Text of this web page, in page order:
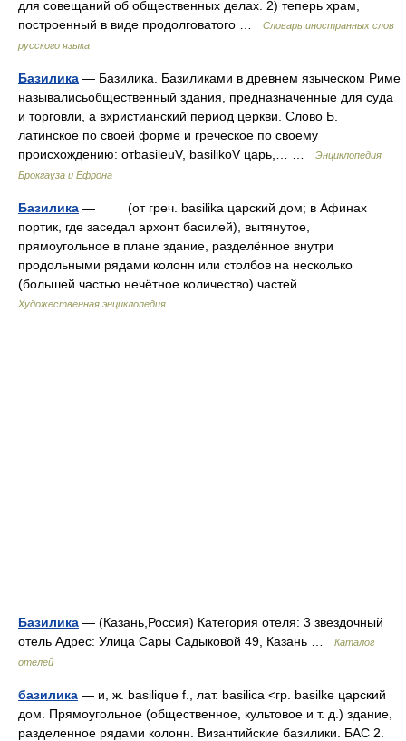
для совещаний об общественных делах. 2) теперь храм,
построенный в виде продолговатого …
Словарь иностранных слов
русского языка
Базилика — Базилика. Базиликами в древнем языческом Риме
называлисьобщественный здания, предназначенные для суда
и торговли, а вхристианский период церкви. Слово Б.
латинское по своей форме и греческое по своему
происхождению: отbasileuV, basilikoV царь,… …
Энциклопедия
Брокгауза и Ефрона
Базилика — (от греч. basilika царский дом; в Афинах
портик, где заседал архонт басилей), вытянутое,
прямоугольное в плане здание, разделённое внутри
продольными рядами колонн или столбов на несколько
(большей частью нечётное количество) частей… …
Художественная энциклопедия
Базилика — (Казань,Россия) Категория отеля: 3 звездочный
отель Адрес: Улица Сары Садыковой 49, Казань …
Каталог
отелей
базилика — и, ж. basilique f., лат. basilica <гр. basilke царский
дом. Прямоугольное (общественное, культовое и т. д.) здание,
разделенное рядами колонн. Византийские базилики. БАС 2.